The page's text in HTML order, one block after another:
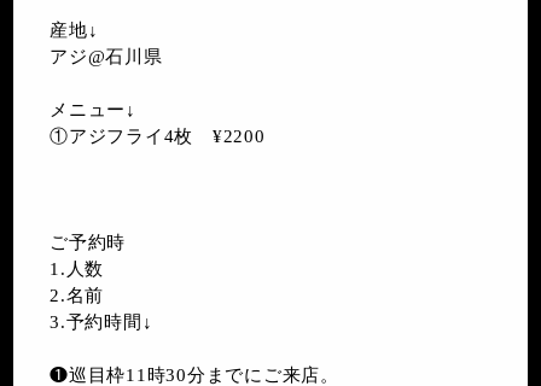
産地↓
アジ@石川県
メニュー↓
①アジフライ4枚 ¥2200
ご予約時
1.人数
2.名前
3.予約時間↓
❶巡目枠11時30分までにご来店。